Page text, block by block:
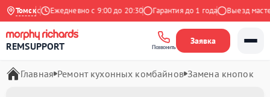
Томск
Яндекс Ежедневно с 9:00 до 20:30 Гарантия до 1 года Выезд
REMSUPPORT Позвонить
Заявка
Главная Ремонт кухонных комбайнов Замена кнопок